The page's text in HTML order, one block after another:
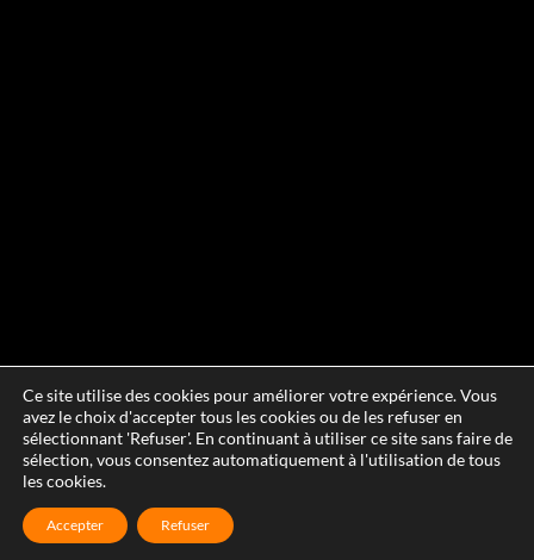
Ce site utilise des cookies pour améliorer votre expérience. Vous
avez le choix d'accepter tous les cookies ou de les refuser en
sélectionnant 'Refuser'. En continuant à utiliser ce site sans faire de
sélection, vous consentez automatiquement à l'utilisation de tous
les cookies.
Accepter Refuser